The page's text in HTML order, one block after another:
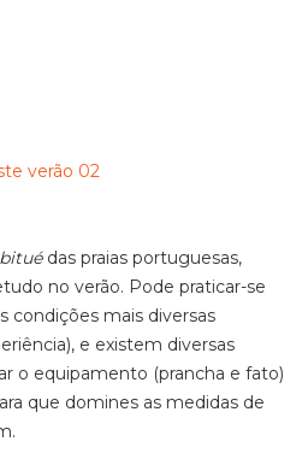
das praias portuguesas,
no verão. Pode praticar-se
condições mais diversas
e existem diversas
o equipamento (prancha e fato)
que domines as medidas de